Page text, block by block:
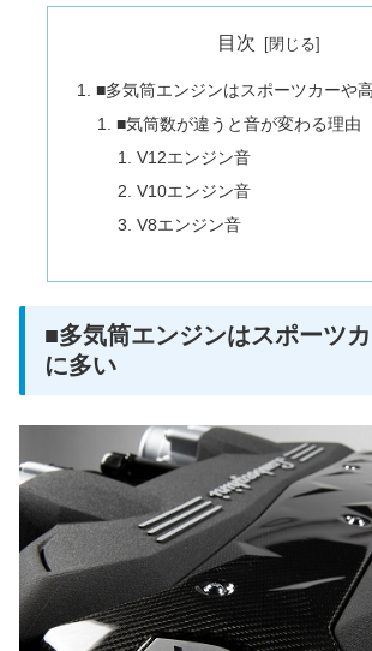
目次
■多気筒エンジンはスポーツカーや
■気筒数が違うと音が変わる理由
V12エンジン音
V10エンジン音
V8エンジン音
■多気筒エンジンはスポーツ
に多い